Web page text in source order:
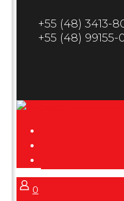
+55 (48) 3413-
+55 (48) 99155-
0